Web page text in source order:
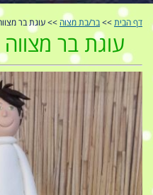
דף הבית >> בר/בת מצוה >> עוגת בר
עוגת בר